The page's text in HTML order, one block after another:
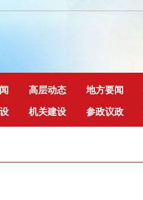
高层动态 地方要闻
机关建设 参政议政